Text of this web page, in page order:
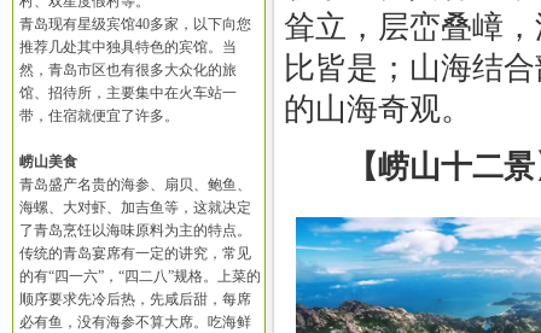
青岛现有星级宾馆40多家，以下向您
推荐几处其中独具特色的宾馆。当
然，青岛市区也有很多大众化的旅
馆、招待所，主要集中在火车站一
带，住宿就便宜了许多。
崂山美食
青岛盛产名贵的海参、扇贝、鲍鱼、
海螺、大对虾、加吉鱼等，这就决定
了青岛烹饪以海味原料为主的特点。
传统的青岛宴席有一定的讲究，常见
的有“四一六”，“四二八”规格。上菜的
顺序要求先冷后热，先咸后甜，每席
必有鱼，没有海参不算大席。吃海鲜
耸立，层峦叠嶂
比皆是；山海结
的山海奇观。
【崂山十二